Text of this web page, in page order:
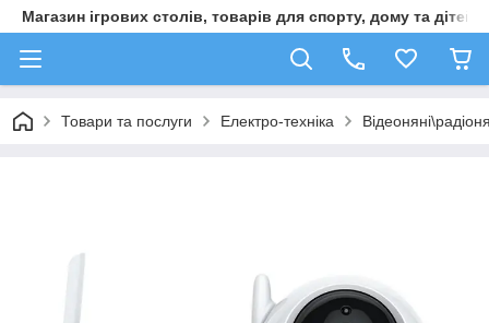
Магазин ігрових столів, товарів для спорту, дому та дітей
Товари та послуги Електро-техніка